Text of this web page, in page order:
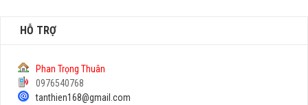
HỖ TRỢ
Phan Trọng Thuân
0976540768
tanthien168@gmail.com